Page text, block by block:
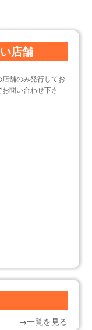
店舗
舗のみ発行してお
問い合わせ下さ
→一覧を見る